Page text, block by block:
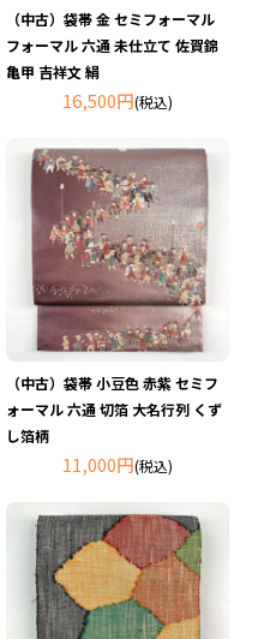
（中古）袋帯 金 セミフォーマル
フォーマル 六通 未仕立て 佐賀錦
亀甲 吉祥文 絹
16,500円(税込)
（中古）袋帯 小豆色 赤紫 セミフ
ォーマル 六通 切箔 大名行列 くず
し箔柄
11,000円(税込)